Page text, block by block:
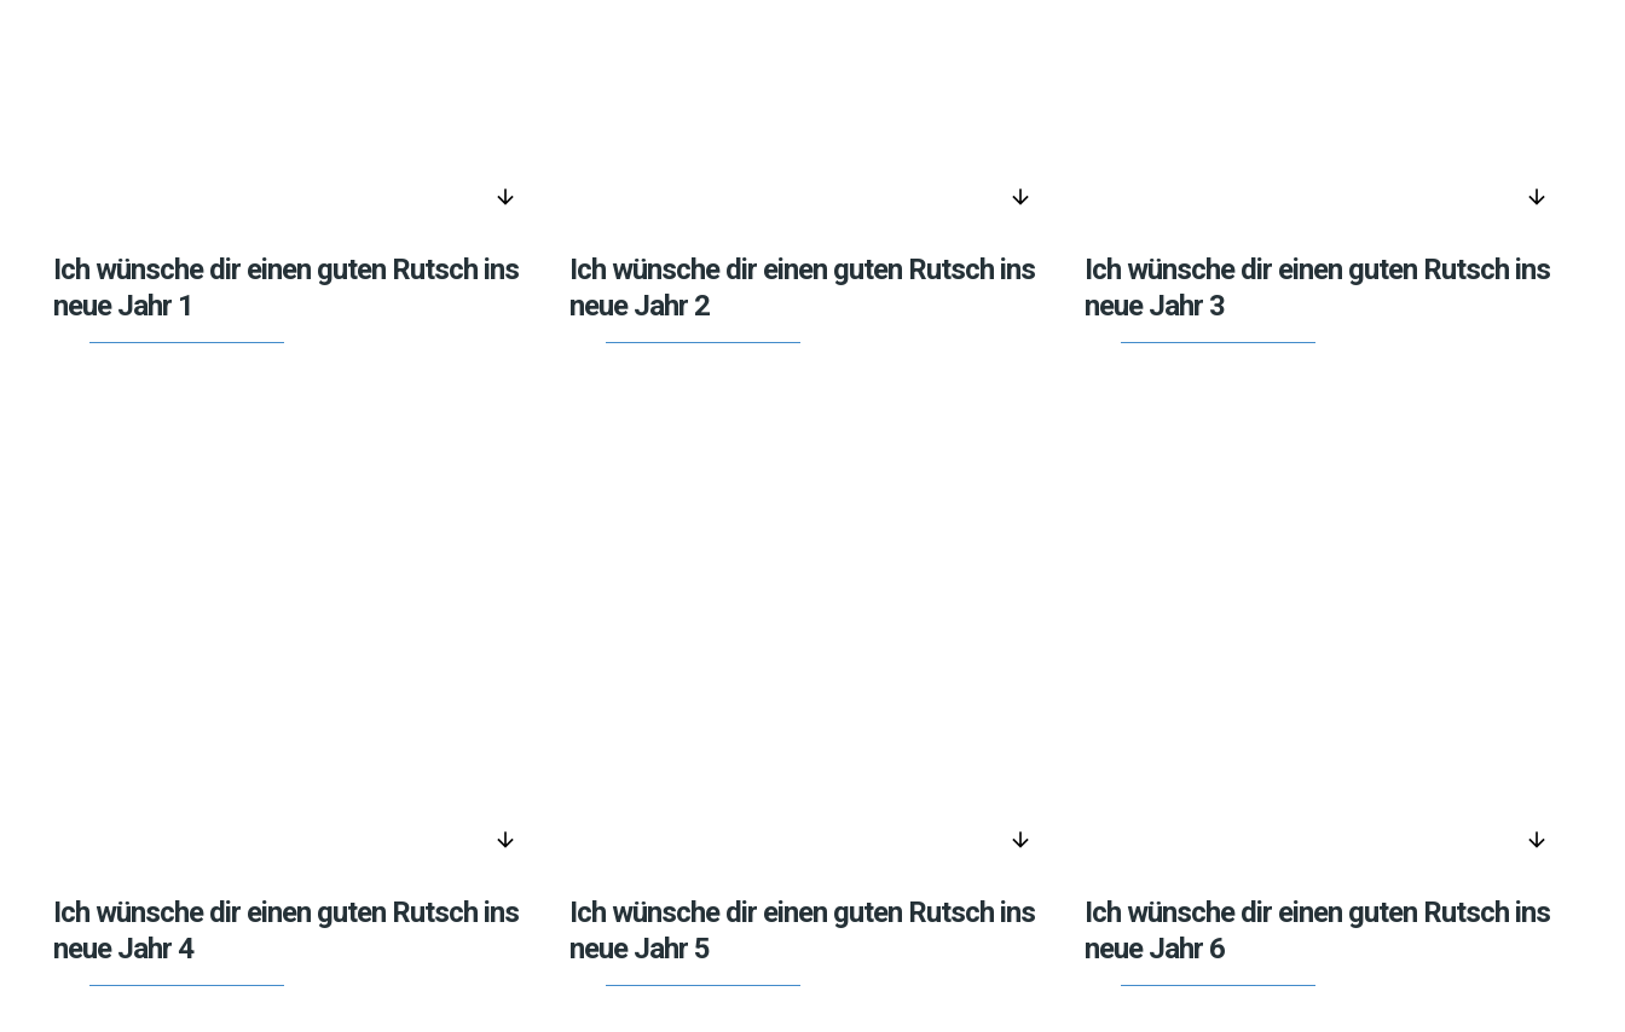
arrow_downward
Ich wünsche dir einen guten Rutsch ins
neue Jahr 1
arrow_downward
Ich wünsche dir einen guten Rutsch ins
neue Jahr 2
arrow_downward
Ich wünsche dir einen guten Rutsch ins
neue Jahr 3
arrow_downward
Ich wünsche dir einen guten Rutsch ins
neue Jahr 4
arrow_downward
Ich wünsche dir einen guten Rutsch ins
neue Jahr 5
arrow_downward
Ich wünsche dir einen guten Rutsch ins
neue Jahr 6